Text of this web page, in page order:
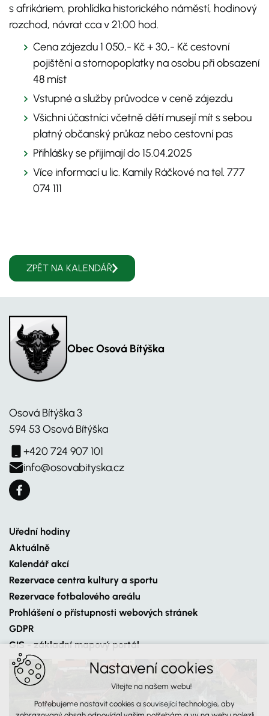
s afrikáriem, prohlídka historického náměstí, hodinový
rozchod, návrat cca v 21:00 hod.
Cena zájezdu 1 050,- Kč + 30,- Kč cestovní
pojištění a stornopoplatky na osobu při obsazení
48 míst
Vstupné a služby průvodce v ceně zájezdu
Všichni účastníci včetně dětí musejí mít s sebou
platný občanský průkaz nebo cestovní pas
Přihlášky se přijímají do 15.04.2025
Více informací u lic. Kamily Ráčkové na tel. 777
074 111
ZPĚT NA KALENDÁŘ
Obec Osová Bítýška
Osová Bítýška 3
594 53 Osová Bítýška
+420 724 907 101
info@osovabityska.cz
Uřední hodiny
Aktuálně
Kalendář akcí
Rezervace centra kultury a sportu
Rezervace fotbalového areálu
Prohlášení o přístupnosti webových stránek
GDPR
GIS - základní mapový portál
Nastavení cookies
Vítejte na našem webu!
Potřebujeme nastavit cookies a související technologie, aby